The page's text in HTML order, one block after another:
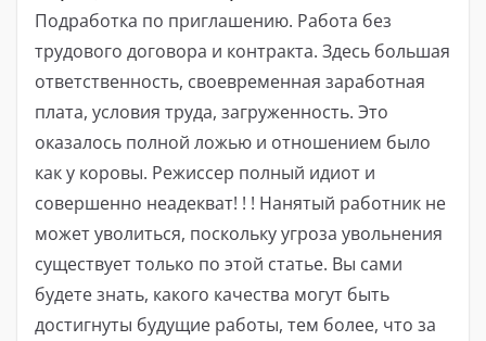
Подработка по приглашению. Работа без
трудового договора и контракта. Здесь большая
ответственность, своевременная заработная
плата, условия труда, загруженность. Это
оказалось полной ложью и отношением было
как у коровы. Режиссер полный идиот и
совершенно неадекват! ! ! Нанятый работник не
может уволиться, поскольку угроза увольнения
существует только по этой статье. Вы сами
будете знать, какого качества могут быть
достигнуты будущие работы, тем более, что за